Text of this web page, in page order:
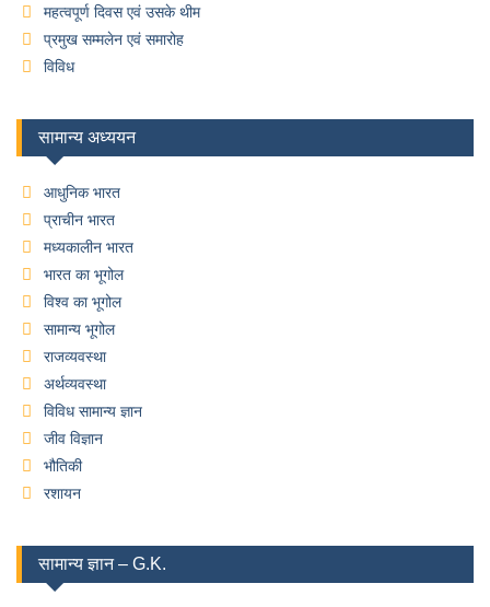
महत्वपूर्ण दिवस एवं उसके थीम
प्रमुख सम्मलेन एवं समारोह
विविध
सामान्य अध्ययन
आधुनिक भारत
प्राचीन भारत
मध्यकालीन भारत
भारत का भूगोल
विश्व का भूगोल
सामान्य भूगोल
राजव्यवस्था
अर्थव्यवस्था
विविध सामान्य ज्ञान
जीव विज्ञान
भौतिकी
रशायन
सामान्य ज्ञान – G.K.